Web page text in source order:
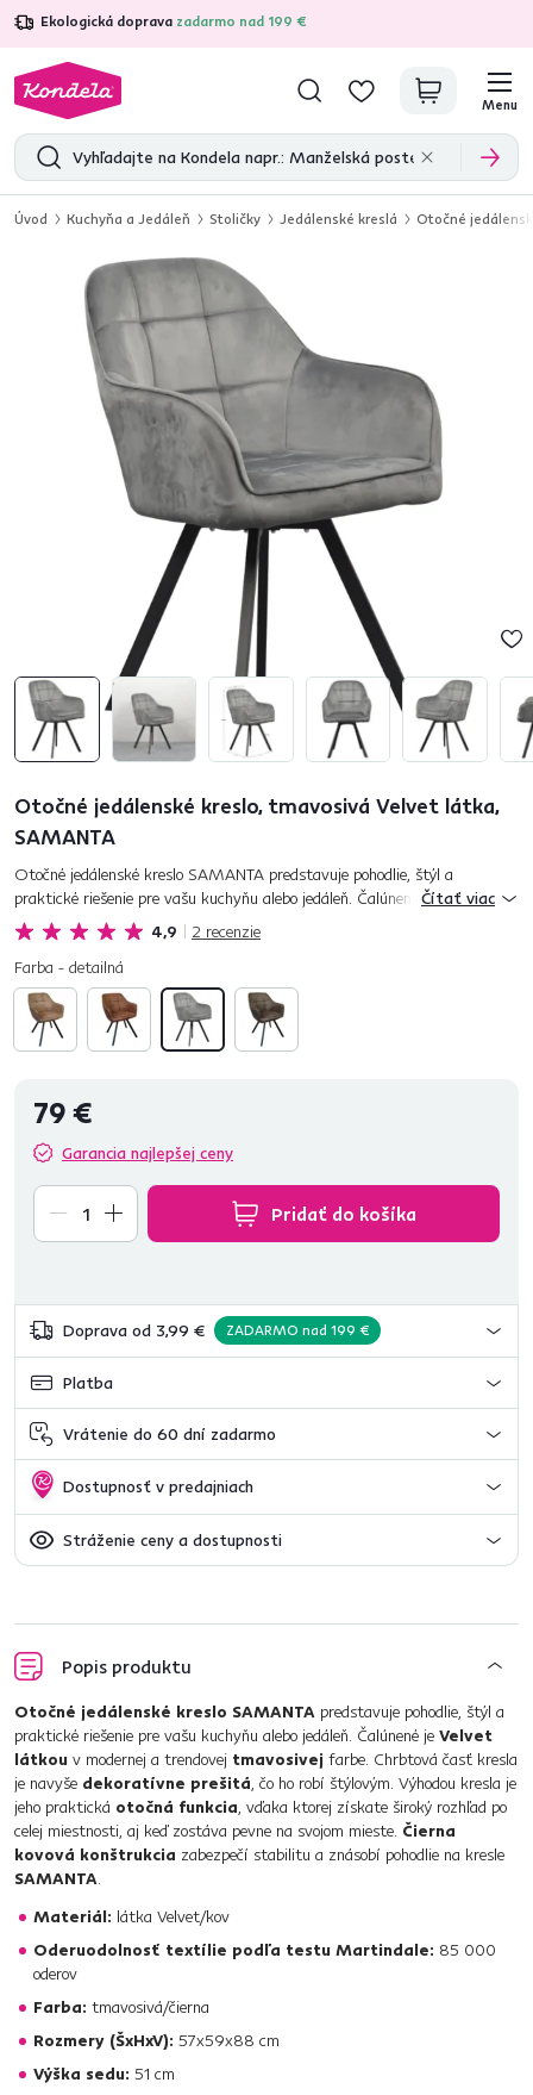
Ekologická doprava zadarmo nad 199 €
4,7 31 211overených produktových recenzií
Menu
Úvod Kuchyňa a Jedáleň Stoličky Jedálenské kreslá Otočné
Otočné jedálenské kreslo, tmavosivá Velvet látka,
SAMANTA
4,9 2 recenzie
Otočné jedálenské kreslo SAMANTA predstavuje pohodlie, štýl a
praktické riešenie pre vašu kuchyňu alebo jedáleň. Čalúnené je Velvet
látkou v modernej a trendovej tmavosivej farbe. Chrbtová časť kr...
Čítať viac
Farba - detailná
79 €
Garancia najlepšej ceny
Pridať do košíka
Doprava od 3,99 € ZADARMO nad 199 €
Platba
Vrátenie do 60 dní zadarmo
Dostupnosť v predajniach
Stráženie ceny a dostupnosti
Popis produktu
Otočné jedálenské kreslo SAMANTA predstavuje pohodlie, štýl a
praktické riešenie pre vašu kuchyňu alebo jedáleň. Čalúnené je Velvet
látkou v modernej a trendovej tmavosivej farbe. Chrbtová časť kresla
je navyše dekoratívne prešitá, čo ho robí štýlovým. Výhodou kresla je
jeho praktická otočná funkcia, vďaka ktorej získate široký rozhľad po
celej miestnosti, aj keď zostáva pevne na svojom mieste. Čierna
kovová konštrukcia zabezpečí stabilitu a znásobí pohodlie na kresle
SAMANTA.
Materiál: látka Velvet/kov
Oderuodolnosť textílie podľa testu Martindale: 85 000
oderov
Farba: tmavosivá/čierna
Rozmery (ŠxHxV): 57x59x88 cm
Výška sedu: 51 cm